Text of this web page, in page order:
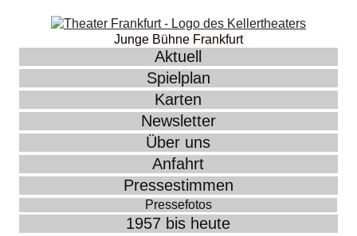
Junge Bühne Frankfurt
Aktuell
Spielplan
Karten
Newsletter
Über uns
Anfahrt
Pressestimmen
Pressefotos
1957 bis heute